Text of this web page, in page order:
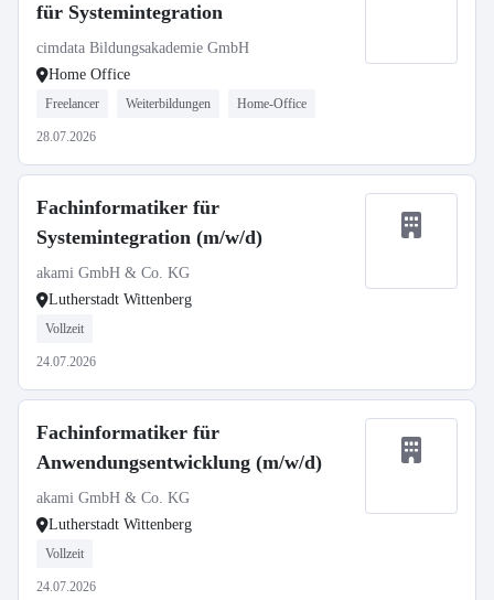
für Systemintegration
cimdata Bildungsakademie GmbH
Home Office
Freelancer Weiterbildungen Home-Office
28.07.2026
Fachinformatiker für
Systemintegration (m/w/d)
akami GmbH & Co. KG
Lutherstadt Wittenberg
Vollzeit
24.07.2026
Fachinformatiker für
Anwendungsentwicklung (m/w/d)
akami GmbH & Co. KG
Lutherstadt Wittenberg
Vollzeit
24.07.2026